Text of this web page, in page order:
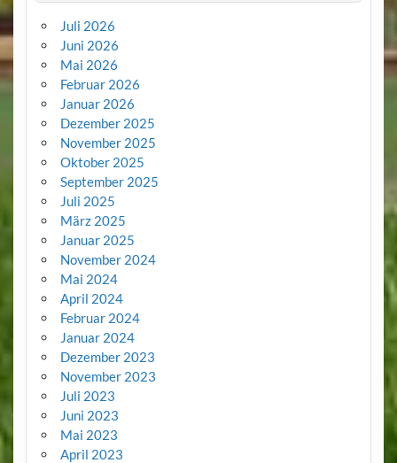
Juli 2026
Juni 2026
Mai 2026
Februar 2026
Januar 2026
Dezember 2025
November 2025
Oktober 2025
September 2025
Juli 2025
März 2025
Januar 2025
November 2024
Mai 2024
April 2024
Februar 2024
Januar 2024
Dezember 2023
November 2023
Juli 2023
Juni 2023
Mai 2023
April 2023